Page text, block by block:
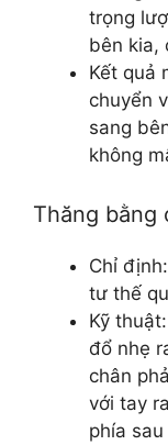
trọng
bên kia,
Kết quả
chuyển
sang
không
Thăng bằng
Chỉ
tư thế
Kỹ
đổ nhẹ
chân
với tay
phía